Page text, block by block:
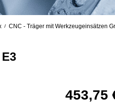
/ CNC - Träger mit Werkzeugeinsätzen
453,75